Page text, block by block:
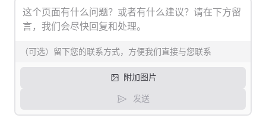
附加图片
发送